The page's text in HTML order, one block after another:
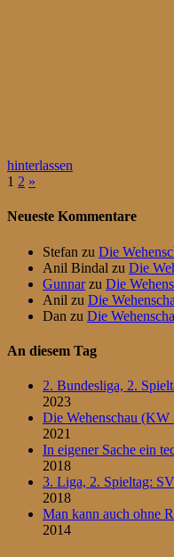
hinterlassen
der
1 2 Nächste
»
Neueste Kommentare
Stefan zu Die
Anil Bindal zu Die
Gunnarzu Die
Anil zu Die
Dan zu Die
An diesem Tag
2. Bundesliga, 2.
2023
Die Wehenschau (KW
2021
In eigener Sache ein
2018
3. Liga, 2. Spieltag:
2018
Man kann auch ohne
2014